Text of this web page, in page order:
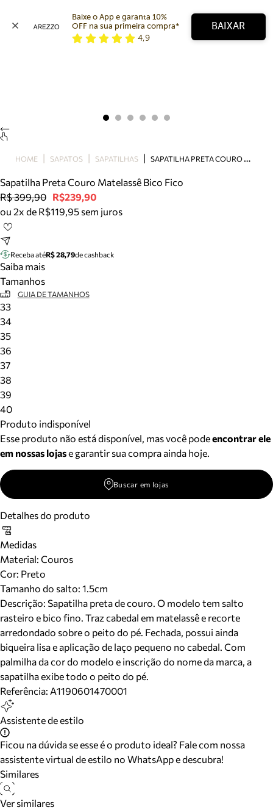
Bolsa
Tamanco
Tênis
Mule
Tire dúvidas sobre pedidos, devoluções e mais.
Meus pedidos
Acompanhe seus pedidos e solicite devoluções.
Baixe o App e garanta 10%
OFF na sua primeira compra*
4,9
BAIXAR
HOME SAPATOS SAPATILHAS S
APATILHA PRETA COURO MATELASSÊ BICO FICO
Sapatilha Preta Couro Matelassê Bico Fico
R$ 399,90 R$239,90
ou 2x de R$119,95 sem juros
Receba atéR$ 28,79de cashback
Saiba mais
Tamanhos
GUIA DE TAMANHOS
33
34
35
36
37
38
39
40
Produto indisponível
Esse produto não está disponível, mas você podeencontrar ele
em nossas lojase garantir sua compra ainda hoje.
Buscar em lojas
Detalhes do produto
Medidas
Material: Couros
Cor: Preto
Tamanho do salto: 1.5cm
Descrição: Sapatilha preta de couro. O modelo tem salto
rasteiro e bico fino. Traz cabedal em matelassê e recorte
arredondado sobre o peito do pé. Fechada, possui ainda
biqueira lisa e aplicação de laço pequeno no cabedal. Com
palmilha da cor do modelo e inscrição do nome da marca, a
sapatilha exibe todo o peito do pé.
Referência: A1190601470001
Assistente de estilo
Ficou na dúvida se esse é o produto ideal? Fale com nossa
assistente virtual de estilo no WhatsApp e descubra!
Similares
Ver similares